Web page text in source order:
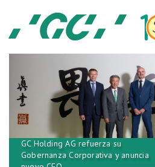
GC Holding AG refuerza su
Gobernanza Corporativa y anuncia